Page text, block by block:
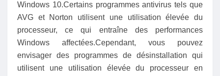
Windows 10.Certains programmes antivirus tels que
AVG et Norton utilisent une utilisation élevée du
processeur, ce qui entraîne des performances
Windows affectées.Cependant, vous pouvez
envisager des programmes de désinstallation qui
utilisent une utilisation élevée du processeur en